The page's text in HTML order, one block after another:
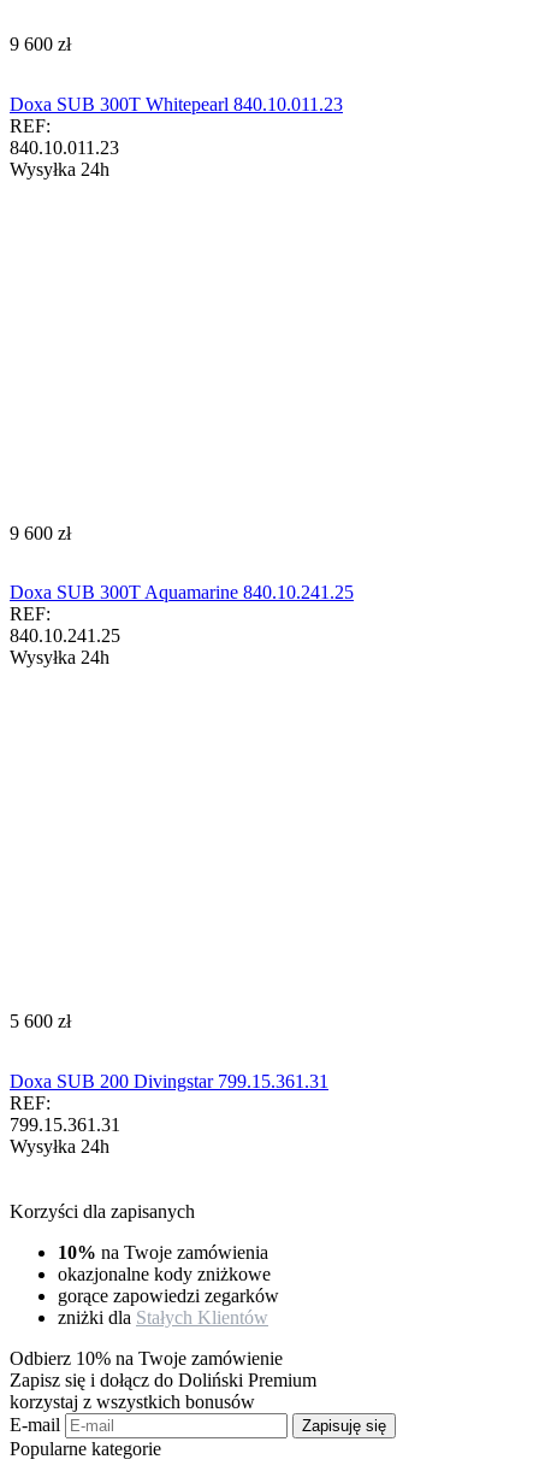
‍9 600‍ zł
Doxa SUB 300T Whitepearl 840.10.011.23
REF:
840.10.011.23
Wysyłka 24h
‍9 600‍ zł
Doxa SUB 300T Aquamarine 840.10.241.25
REF:
840.10.241.25
Wysyłka 24h
‍5 600‍ zł
Doxa SUB 200 Divingstar 799.15.361.31
REF:
799.15.361.31
Wysyłka 24h
Korzyści dla zapisanych
10% na Twoje zamówienia
okazjonalne kody zniżkowe
gorące zapowiedzi zegarków
zniżki dla Stałych Klientów
Odbierz 10% na Twoje zamówienie
Zapisz się i dołącz do Doliński Premium
korzystaj z wszystkich bonusów
E-mail
Zapisuję się
Popularne kategorie